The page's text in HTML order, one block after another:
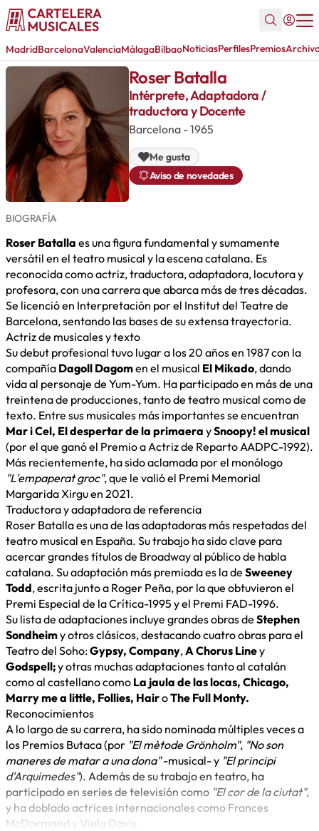
MadridBarcelonaValenciaMálagaBilbaoNoticiasPerfilesPremios
Roser Batalla
Intérprete, Adaptadora /
traductora y Docente
Barcelona - 1965
Me gusta
Aviso de novedades
BIOGRAFÍA
Roser Batalla es una figura fundamental y sumamente
versátil en el teatro musical y la escena catalana. Es
reconocida como actriz, traductora, adaptadora, locutora y
profesora, con una carrera que abarca más de tres décadas.
Se licenció en Interpretación por el Institut del Teatre de
Barcelona, sentando las bases de su extensa trayectoria.
Actriz de musicales y texto
Su debut profesional tuvo lugar a los 20 años en 1987 con la
compañía Dagoll Dagomen el musical El Mikado, dando
vida al personaje de Yum-Yum. Ha participado en más de una
treintena de producciones, tanto de teatro musical como de
texto. Entre sus musicales más importantes se encuentran
Mar i Cel, El despertar de la primaera ySnoopy! el musical
(por el que ganó el Premio a Actriz de Reparto AADPC-1992).
Más recientemente, ha sido aclamada por el monólogo
"L'empaperat groc", que le valió el Premi Memorial
Margarida Xirgu en 2021.
Traductora y adaptadora de referencia
Roser Batalla es una de las adaptadoras más respetadas del
teatro musical en España. Su trabajo ha sido clave para
acercar grandes títulos de Broadway al público de habla
catalana. Su adaptación más premiada es la de Sweeney
Todd, escrita junto a Roger Peña, por la que obtuvieron el
Premi Especial de la Crítica-1995 y el Premi FAD-1996.
Su lista de adaptaciones incluye grandes obras de Stephen
Sondheimy otros clásicos, destacando cuatro obras para el
Teatro del Soho:Gypsy, Company,A Chorus Liney
Godspell;y otras muchas adaptaciones tanto al catalán
como al castellano como La jaula de las locas, Chicago,
Marry me a little, Follies, HairoThe Full Monty.
Reconocimientos
A lo largo de su carrera, ha sido nominada múltiples veces a
los Premios Butaca (por "El mètode Grönholm", "No son
maneres de matar a una dona"-musical- y "El principi
d'Arquimedes"). Además de su trabajo en teatro, ha
participado en series de televisión como "El cor de la ciutat",
y ha doblado actrices internacionales como Frances
McDormand y Viola Davis.